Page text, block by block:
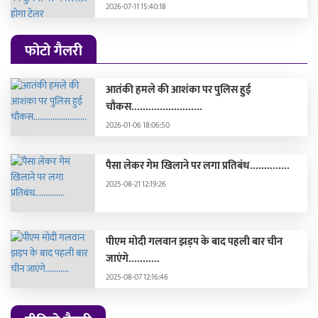
2026-07-11 15:40:18
फोटो गैलरी
आतंकी हमले की आशंका पर पुलिस हुई
चौकस.........................
2026-01-06 18:06:50
पैसा लेकर गेम खिलाने पर लगा प्रतिबंध..............
2025-08-21 12:19:26
पीएम मोदी गलवान झड़प के बाद पहली बार चीन
जाएंगे...........
2025-08-07 12:16:46